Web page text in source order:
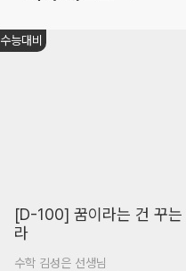
수능대비
[D-100] 꿈이라는 건 꾸는
라
수학 김성은 선생님